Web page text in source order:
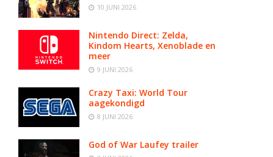
10 JUNI 2026
Nintendo Direct: Zelda,
Kindom Hearts, Xenoblade en
meer
9 JUNI 2026
Crazy Taxi: World Tour
aagekondigd
8 JUNI 2026
God of War Laufey trailer